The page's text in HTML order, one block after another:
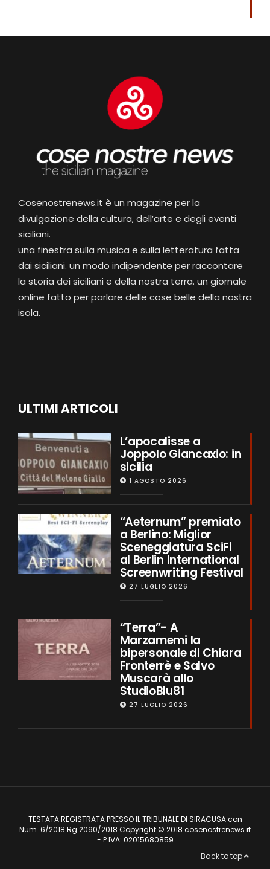
Cosenostrenews.it è un magazine per la
divulgazione della cultura, dell’arte e degli eventi
siciliani.
una finestra sulla musica e sulla letteratura fatta
dai siciliani. un modo indipendente per raccontare
la storia dei siciliani e della nostra terra. un giornale
online fatto per parlare delle cose belle della nostra
isola.
ULTIMI ARTICOLI
L’apocalisse a
Joppolo Giancaxio: in
sicilia
1 AGOSTO 2026
“Aeternum” premiato
a Berlino: Miglior
Sceneggiatura SciFi
al Berlin International
Screenwriting Festival
27 LUGLIO 2026
“Terra”- A
Marzamemi la
bipersonale di Chiara
Fronterrè e Salvo
Muscarà allo
StudioBlu81
27 LUGLIO 2026
TESTATA REGISTRATA PRESSO IL TRIBUNALE DI SIRACUSA con
Num. 6/2018 Rg 2090/2018 Copyright © 2018 cosenostrenews.it
- P.IVA: 02015680859
Back to top